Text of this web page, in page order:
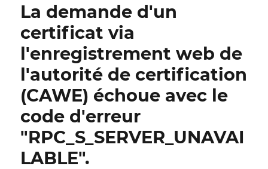
für
Zertifizierungsstellen-
Webregistrierung
(CAWE)
La demande d'un
certificat via
l'enregistrement web de
l'autorité de certification
(CAWE) échoue avec le
code d'erreur
"RPC_S_SERVER_UNAVAI
LABLE".